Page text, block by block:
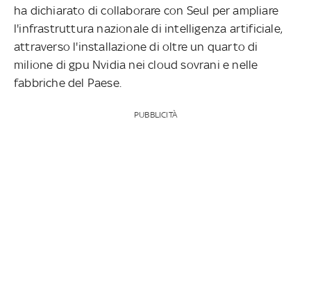
ha dichiarato di collaborare con Seul per ampliare
l'infrastruttura nazionale di intelligenza artificiale,
attraverso l'installazione di oltre un quarto di
milione di gpu Nvidia nei cloud sovrani e nelle
fabbriche del Paese.
PUBBLICITÀ